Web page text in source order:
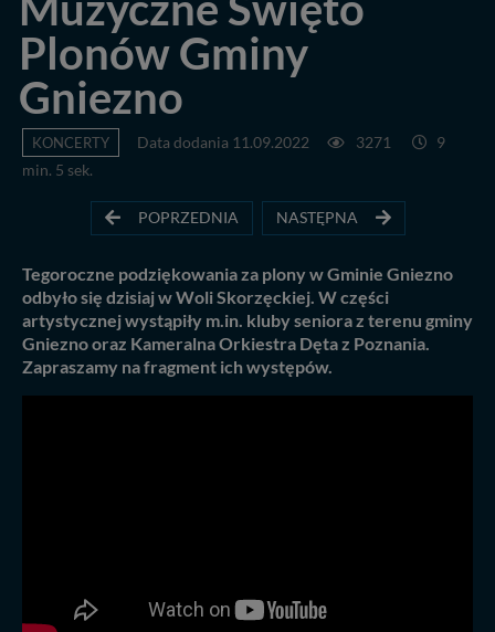
Plonów Gminy
Gniezno
KONCERTY Data dodania 11.09.2022 3271
9
min. 5 sek.
POPRZEDNIA NASTĘPNA
Tegoroczne podziękowania za plony w Gminie Gniezno
odbyło się dzisiaj w Woli Skorzęckiej. W części
artystycznej wystąpiły m.in. kluby seniora z terenu gminy
Gniezno oraz Kameralna Orkiestra Dęta z Poznania.
Zapraszamy na fragment ich występów.